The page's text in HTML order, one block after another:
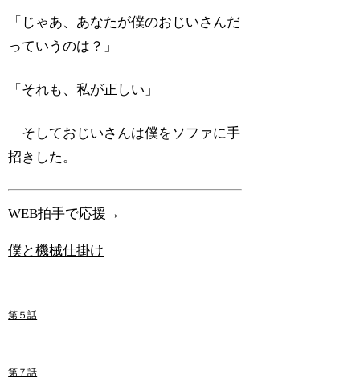
「じゃあ、あなたが僕のおじいさんだ
っていうのは？」
「それも、私が正しい」
そしておじいさんは僕をソファに手
招きした。
WEB拍手で応援→
僕と機械仕掛け
第５話
第７話